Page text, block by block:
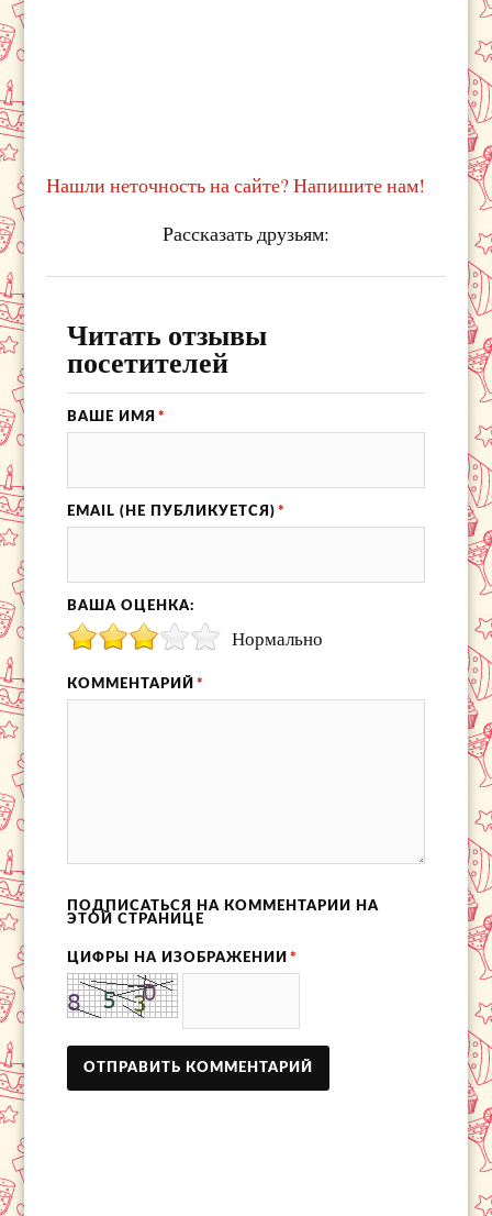
Нашли неточность на сайте? Напишите нам!
Рассказать друзьям:
Читать отзывы
посетителей
ВАШЕ ИМЯ *
EMAIL (НЕ ПУБЛИКУЕТСЯ) *
ВАША ОЦЕНКА:
Нормально
КОММЕНТАРИЙ *
ПОДПИСАТЬСЯ НА КОММЕНТАРИИ НА
ЭТОЙ СТРАНИЦЕ
ЦИФРЫ НА ИЗОБРАЖЕНИИ *